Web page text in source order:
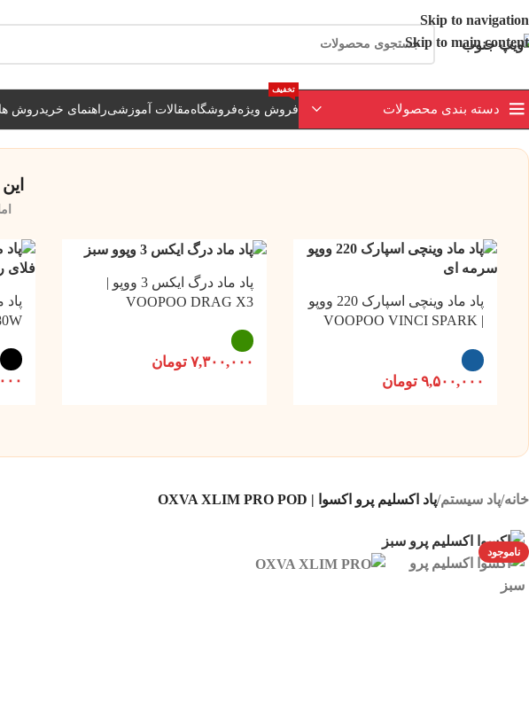
Skip to navigation
Skip to main content
دسته بندی محصولات فروش ویژه
تخفیف
فروشگاهمقالات آموزشیراهنمای خریدروش
پاد ماد وینچی اسپارک 220 ووپو
| VOOPOO VINCI SPARK
۹,۵۰۰,۰۰۰ تومان
پاد ماد درگ ایکس 3 ووپو |
VOOPOO DRAG X3
۷,۳۰۰,۰۰۰ تومان
خانه/پاد سیستم/پاد اکسلیم پرو اکسوا | OXVA XLIM PRO POD
ناموجود